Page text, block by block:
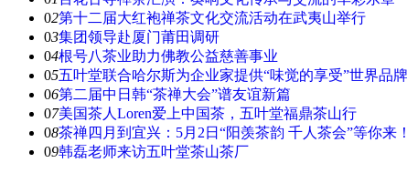
02第十二届大红袍禅茶文化交流活动在武夷山举行
03集团领导赴厦门莆田调研
04根号八茶业助力佛教公益慈善事业
05五叶堂联合哈尔斯为企业家提供“味觉的享受”世界品
06第二届中日韩“茶禅大会”谱友谊新篇
07美国茶人Loren爱上中国茶，五叶堂福鼎茶山行
08茶禅四月到宜兴：5月2日“阳羡茶韵 千人茶会”等你来！
09韩磊老师来访五叶堂茶山茶厂